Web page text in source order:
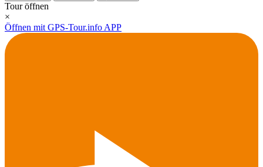
Tour öffnen
×
Öffnen mit GPS-Tour.info APP